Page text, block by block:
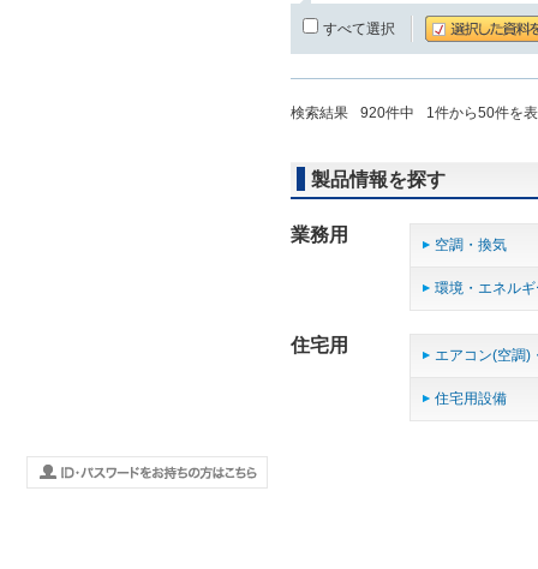
すべて選択
検索結果 920件中 1件から50件を
製品情報を探す
業務用 空調・換気
環境・エネル
住宅用 エアコン(空調)
住宅用設備